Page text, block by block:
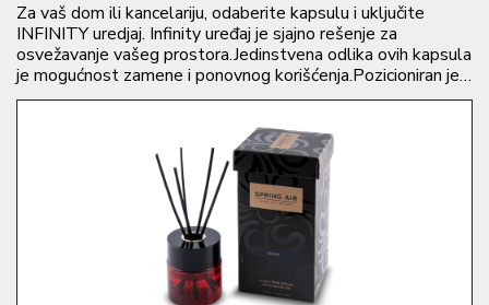
Za vaš dom ili kancelariju, odaberite kapsulu i uključite
INFINITY uredjaj. Infinity uređaj je sjajno rešenje za
osvežavanje vašeg prostora.Jedinstvena odlika ovih kapsula
je mogućnost zamene i ponovnog korišćenja.Pozicioniran je…